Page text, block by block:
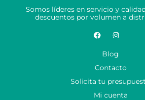
Somos líderes en servicio y
descuentos por volumen a
Blog
Contacto
Solicita tu
Mi cuenta